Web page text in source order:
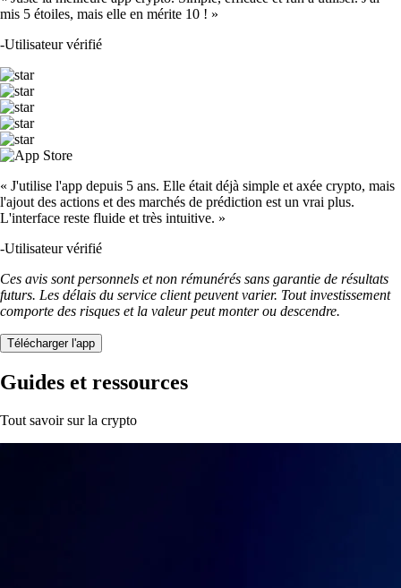
mis 5 étoiles, mais elle en mérite 10 ! »
-Utilisateur vérifié
« J'utilise l'app depuis 5 ans. Elle était déjà simple et axée crypto, mais
l'ajout des actions et des marchés de prédiction est un vrai plus.
L'interface reste fluide et très intuitive. »
-Utilisateur vérifié
Ces avis sont personnels et non rémunérés sans garantie de résultats
futurs. Les délais du service client peuvent varier. Tout investissement
comporte des risques et la valeur peut monter ou descendre.
Télécharger l'app
Guides et ressources
Tout savoir sur la crypto